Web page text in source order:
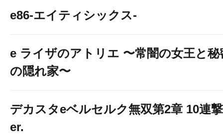
e86-エイティシックス-
e ライザのアトリエ 〜常闇の女王と秘
の隠れ家〜
デカスタeベルセルク無双第2章 10連
er.